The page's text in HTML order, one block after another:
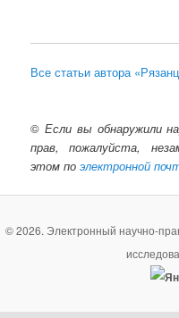
Все статьи автора
© Если вы обнаружили
прав, пожалуйста,
этом поэлектронной
© 2026. Электронный научно-